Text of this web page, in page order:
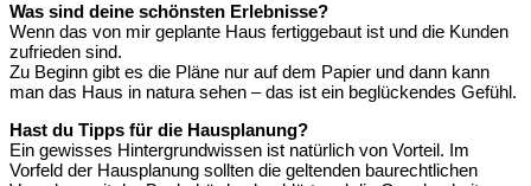
Was sind deine schönsten Erlebnisse?
Wenn das von mir geplante Haus fertiggebaut ist und die Kunden
zufrieden sind.
Zu Beginn gibt es die Pläne nur auf dem Papier und dann kann
man das Haus in natura sehen – das ist ein beglückendes Gefühl.
Hast du Tipps für die Hausplanung?
Ein gewisses Hintergrundwissen ist natürlich von Vorteil. Im
Vorfeld der Hausplanung sollten die geltenden baurechtlichen